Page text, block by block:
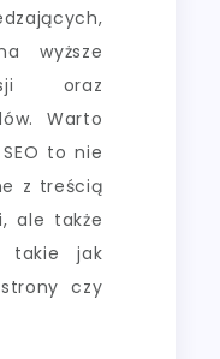
wyższe
oraz
Warto
to nie
z treścią
ale także
takie jak
czy